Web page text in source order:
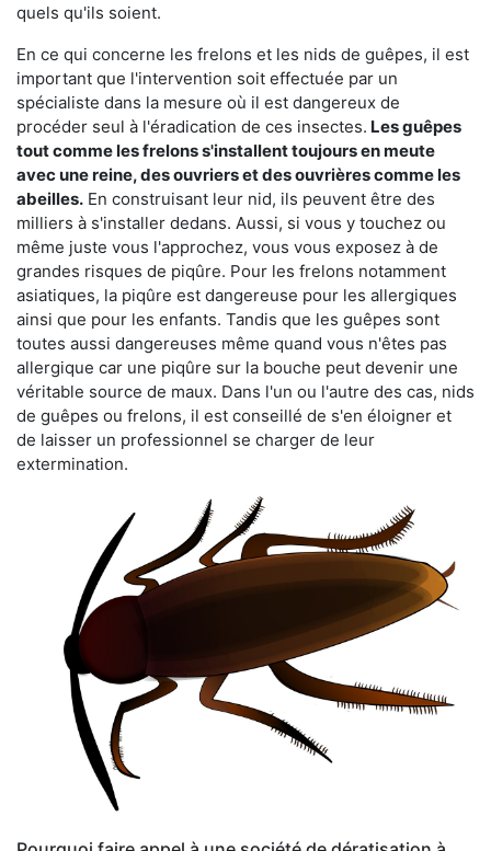
quels qu'ils soient.
En ce qui concerne les frelons et les nids de guêpes, il est
important que l'intervention soit effectuée par un
spécialiste dans la mesure où il est dangereux de
procéder seul à l'éradication de ces insectes. Les guêpes
tout comme les frelons s'installent toujours en meute
avec une reine, des ouvriers et des ouvrières comme les
abeilles. En construisant leur nid, ils peuvent être des
milliers à s'installer dedans. Aussi, si vous y touchez ou
même juste vous l'approchez, vous vous exposez à de
grandes risques de piqûre. Pour les frelons notamment
asiatiques, la piqûre est dangereuse pour les allergiques
ainsi que pour les enfants. Tandis que les guêpes sont
toutes aussi dangereuses même quand vous n'êtes pas
allergique car une piqûre sur la bouche peut devenir une
véritable source de maux. Dans l'un ou l'autre des cas, nids
de guêpes ou frelons, il est conseillé de s'en éloigner et
de laisser un professionnel se charger de leur
extermination.